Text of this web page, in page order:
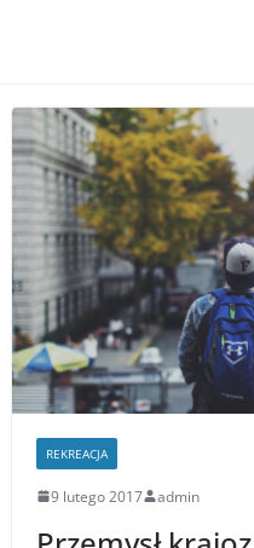
REKREACJA
9 lutego 2017 admin